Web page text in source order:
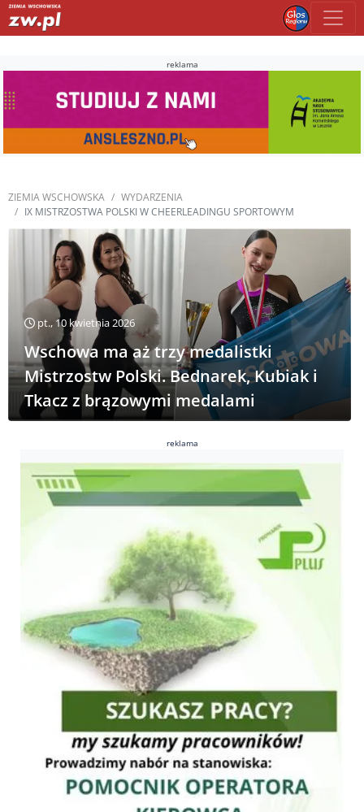
reklama
ZIEMIA WSCHOWSKA
WYDARZENIA
IX MISTRZOSTWA POLSKI W CHEERLEADINGU SPORTOWYM
pt., 10 kwietnia 2026
Wschowa ma aż trzy medalistki
Mistrzostw Polski. Bednarek, Kubiak i
Tkacz z brązowymi medalami
reklama